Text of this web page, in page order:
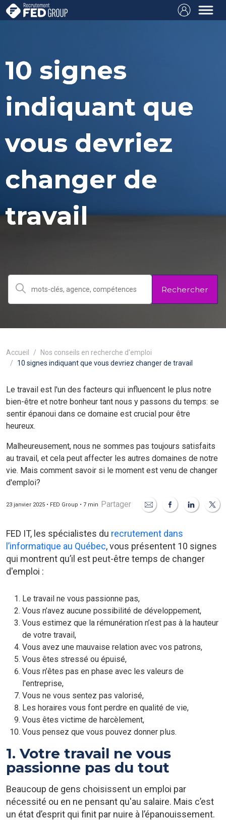
10 signes
indiquant que
vous devriez
changer de
travail
Rechercher
Accueil
Nos conseils en recherche d'emploi
10 signes indiquant que vous devriez changer de travail
Le travail est l'un des facteurs qui influencent le plus notre
bien-être et notre bonheur tant nous y passons du temps: se
sentir épanoui dans ce domaine est crucial pour être
heureux.
Malheureusement, nous ne sommes pas toujours satisfaits
au travail, et cela peut affecter les autres domaines de notre
vie. Mais comment savoir si le moment est venu de changer
d'emploi?
23 janvier 2025 • FED Group • 7 min Partager
FED IT, les spécialistes du recrutement dans
l’informatique au Québec, vous présentent 10 signes
qui montrent qu’il est peut-être temps de changer
d'emploi :
Le travail ne vous passionne pas,
Vous n’avez aucune possibilité de développement,
Vous estimez que la rémunération n’est pas à la hauteur
de votre travail,
Vous avez une mauvaise relation avec vos patrons,
Vous êtes stressé ou épuisé,
Vous n’êtes pas en phase avec les valeurs de
l'entreprise,
Vous ne vous sentez pas valorisé,
Les horaires vous font perdre en qualité de vie,
Vous êtes victime de harcèlement,
Vous pensez que vous pouvez donner plus.
1. Votre travail ne vous
passionne pas du tout
Beaucoup de gens choisissent un emploi par
nécessité ou en ne pensant qu'au salaire. Mais c’est
un état d’esprit qui finit par nuire à l’épanouissement.